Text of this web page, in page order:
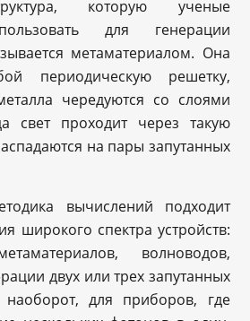
которую ученые
для генерации
метаматериалом. Она
периодическую решетку,
чередуются со слоями
свет проходит через такую
на пары запутанных
вычислений подходит
широкого спектра устройств:
волноводов,
двух или трех запутанных
для приборов, где